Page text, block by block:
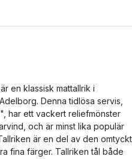
en klassisk mattallrik i
Denna tidlösa servis,
har ett vackert reliefmönster
och är minst lika populär
är en del av den
fina färger. Tallriken tål både